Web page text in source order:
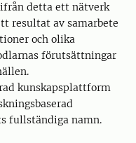
detta ett nätverk
resultat av samarbete
och olika
förutsättningar
kunskapsplattform
fullständiga namn.